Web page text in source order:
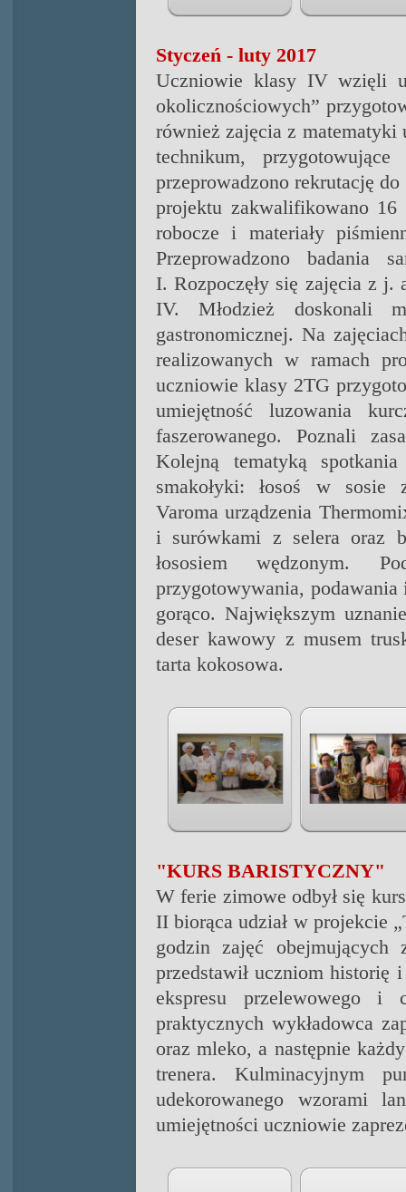
Styczeń - luty 2017
Uczniowie klasy IV wzięli
okolicznościowych”
również zajęcia z matematyki
technikum,
przeprowadzono rekrutację
projektu zakwalifikowano 16
robocze i materiały
Przeprowadzono badania
I.Rozpoczęły się zajęcia z
IV. Młodzież doskonali
gastronomicznej. Na
realizowanych w ramach
uczniowie klasy 2TG
umiejętność luzowania
faszerowanego. Poznali
Kolejną tematyką
smakołyki: łosoś w sosie
Varoma urządzenia
i surówkami z selera oraz
łososiem wędzonym.
przygotowywania,
gorąco. Największym
deser kawowy z musem
tarta kokosowa.
"KURS BARISTYCZNY"
W ferie zimowe odbył się
II biorąca udział w projekcie
godzin zajęć obejmujących
przedstawił uczniom historię
ekspresu przelewowego i
praktycznych wykładowca
oraz mleko, a następnie
trenera. Kulminacyjnym
udekorowanego wzorami
umiejętności uczniowie